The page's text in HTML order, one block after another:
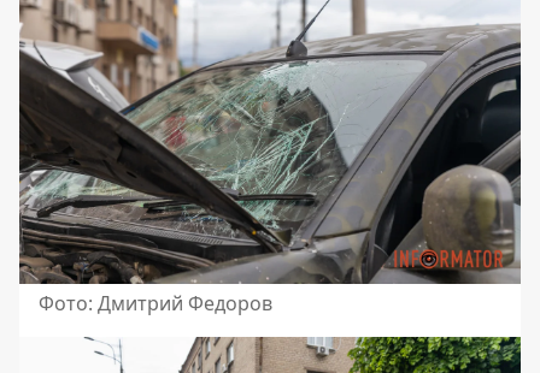
Фото: Дмитрий Федоров